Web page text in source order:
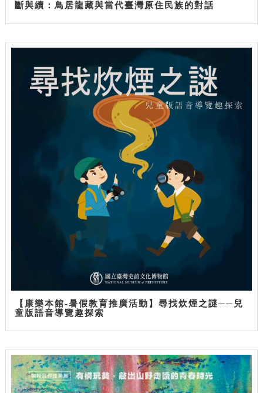
斷與續：鳥居龍藏與當代臺灣原住民族的對話
【康樂本館-暑假教育推廣活動】尋找炊煙之謎──兒
童版語音導覽趣探索